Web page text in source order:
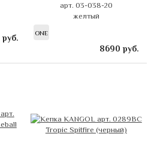
руб.
арт. 03-038-20
желтый
ONE
8690 руб.